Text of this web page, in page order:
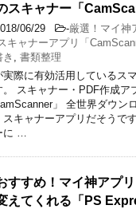
スキャナー「
06/29 -厳選！マイ神
キャナーアプリ「
書類整理
実際に有効活用しているス
。 スキャナー・PDF作成ア
」 全世界ダウン
スキャナーアプリだそうで
に …
すすめ！マイ神アプ
えてくれる「PS